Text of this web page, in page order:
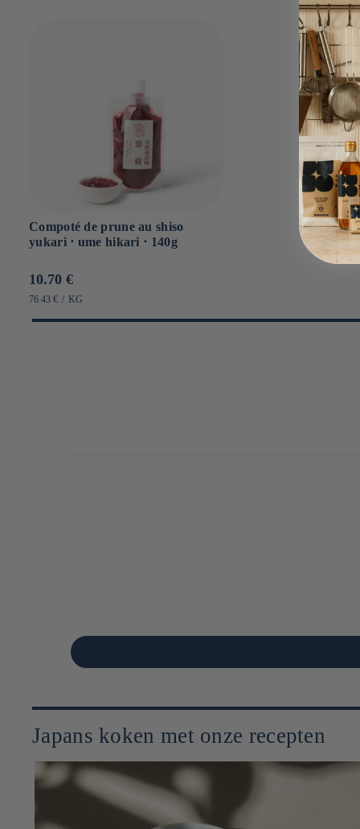
Compoté de prune au shiso
yukari ⋅ ume hikari ⋅ 140g
Prix
habituel
10.70 €
PRIX
76.43 € / PAR
KG
Japans koken met onze recepten